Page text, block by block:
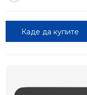
Каде да купите